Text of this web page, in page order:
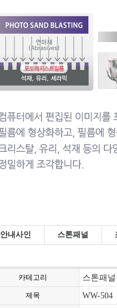
안내사인 스톤패널
카테고리 스톤패널
제목 WW-504